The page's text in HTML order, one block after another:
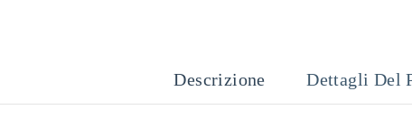
Descrizione Dettagli Del